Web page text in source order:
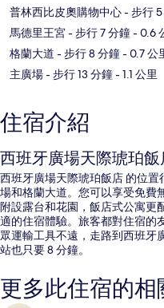
普林西比皮奧購物中心- 步行
馬德里王宮- 步行 7 分鐘- 0.6
格蘭大道 - 步行 8 分鐘- 0.7 公
主廣場- 步行 13 分鐘- 1.1 公里
住宿介紹
西班牙廣場天際琥珀飯
西班牙廣場天際琥珀飯店 的位
場和格蘭大道。您可以享受免費
附設露台和花園，飯店式公寓更
適的住宿體驗。旅客都對住宿的
眾運輸工具不遠，走路到西班牙
站也只要 8 分鐘。
更多此住宿的相